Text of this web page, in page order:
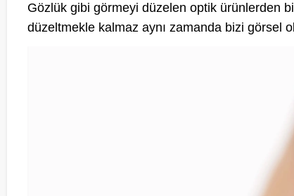
Gözlük gibi görmeyi düzelen optik ürünlerden
düzeltmekle kalmaz aynı zamanda bizi görsel